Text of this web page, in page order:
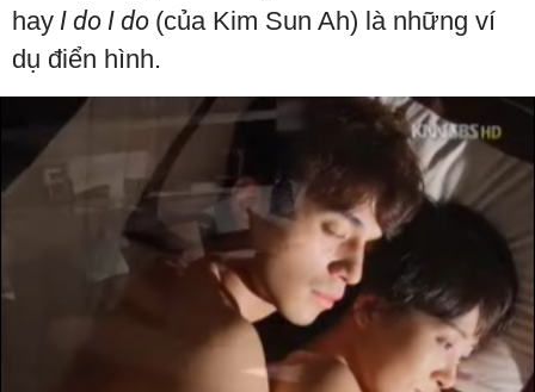
hay I do I do (của Kim Sun Ah) là những ví
dụ điển hình.